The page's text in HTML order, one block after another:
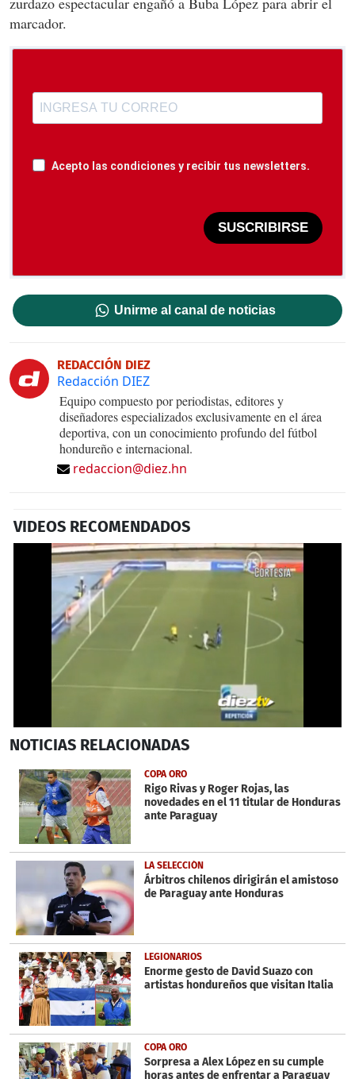
marcador.
Acepto las condiciones y recibir tus newsletters.
SUSCRIBIRSE
Unirme al canal de noticias
REDACCIÓN DIEZ
Redacción DIEZ
Equipo compuesto por periodistas, editores y
diseñadores especializados exclusivamente en el área
deportiva, con un conocimiento profundo del fútbol
hondureño e internacional.
redaccion@diez.hn
VIDEOS RECOMENDADOS
seconds
43
seconds
NOTICIAS RELACIONADAS
COPA ORO
Rigo Rivas y Roger Rojas, las
novedades en el 11 titular de Honduras
ante Paraguay
LA SELECCIÓN
Árbitros chilenos dirigirán el amistoso
de Paraguay ante Honduras
LEGIONARIOS
Enorme gesto de David Suazo con
artistas hondureños que visitan Italia
COPA ORO
Sorpresa a Alex López en su cumple
horas antes de enfrentar a Paraguay